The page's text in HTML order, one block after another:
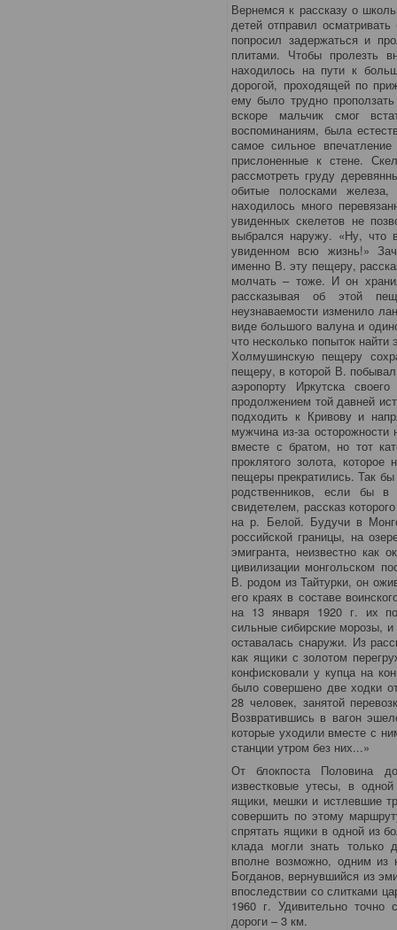
Вернемся к рассказу о
детей отправил
попросил задержаться и
плитами. Чтобы пролезть
находилось на пути к
дорогой, проходящей по
ему было трудно
вскоре мальчик смог
воспоминаниям, была
самое сильное
прислоненные к стене.
рассмотреть груду
обитые полосками
находилось много
увиденных скелетов не
выбрался наружу. «Ну, что
увиденном всю жизнь!»
именно В. эту пещеру,
молчать – тоже. И он
рассказывая об этой
неузнаваемости изменило
виде большого валуна и
что несколько попыток
Холмушинскую пещеру
пещеру, в которой В.
аэропорту Иркутска
продолжением той давней
подходить к Кривову и
мужчина из-за
вместе с братом, но тот
проклятого золота,
пещеры прекратились. Так бы
родственников, если бы
свидетелем, рассказ
на р. Белой. Будучи в
российской границы, на
эмигранта, неизвестно как
цивилизации монгольском
В. родом из Тайтурки, он
его краях в составе
на 13 января 1920 г. их
сильные сибирские морозы, и
оставалась снаружи. Из
как ящики с золотом
конфисковали у купца на
было совершено две ходки
28 человек, занятой
Возвратившись в вагон
которые уходили вместе с
станции утром без них...»
От блокпоста Половина
известковые утесы, в
ящики, мешки и истлевшие
совершить по этому
спрятать ящики в одной из
клада могли знать
вполне возможно, одним из
Богданов, вернувшийся из
впоследствии со слитками
1960 г. Удивительно точно
дороги – 3 км.